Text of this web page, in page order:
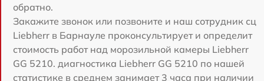
обратно.
Закажите звонок или позвоните и наш сотрудник сц
Liebherr в Барнауле проконсультирует и определит
стоимость работ над морозильной камеры Liebherr
GG 5210. диагностика Liebherr GG 5210 по нашей
статистике в среднем занимает 3 часа при наличии